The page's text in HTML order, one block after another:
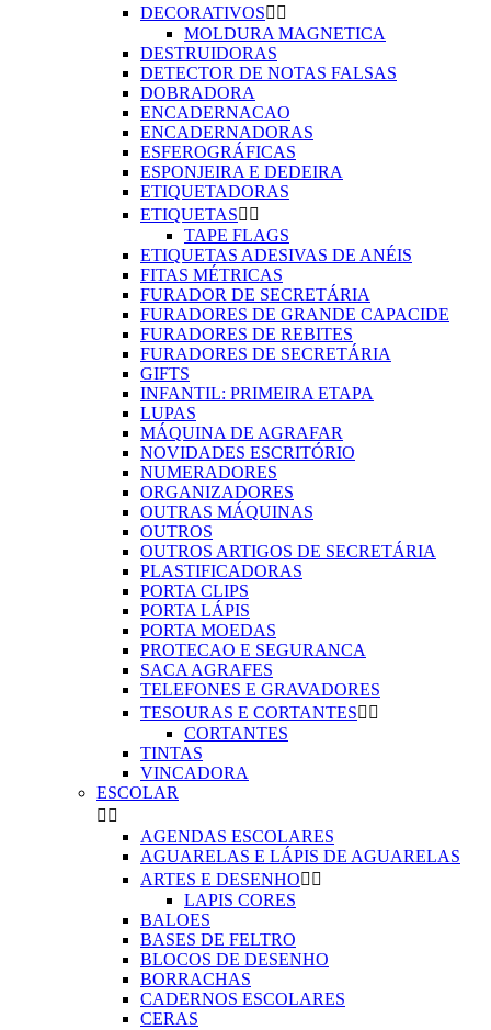
DECORATIVOS 
MOLDURA MAGNETICA
DESTRUIDORAS
DETECTOR DE NOTAS FALSAS
DOBRADORA
ENCADERNACAO
ENCADERNADORAS
ESFEROGRÁFICAS
ESPONJEIRA E DEDEIRA
ETIQUETADORAS
ETIQUETAS 
TAPE FLAGS
ETIQUETAS ADESIVAS DE ANÉIS
FITAS MÉTRICAS
FURADOR DE SECRETÁRIA
FURADORES DE GRANDE CAPACIDE
FURADORES DE REBITES
FURADORES DE SECRETÁRIA
GIFTS
INFANTIL: PRIMEIRA ETAPA
LUPAS
MÁQUINA DE AGRAFAR
NOVIDADES ESCRITÓRIO
NUMERADORES
ORGANIZADORES
OUTRAS MÁQUINAS
OUTROS
OUTROS ARTIGOS DE SECRETÁRIA
PLASTIFICADORAS
PORTA CLIPS
PORTA LÁPIS
PORTA MOEDAS
PROTECAO E SEGURANCA
SACA AGRAFES
TELEFONES E GRAVADORES
TESOURAS E CORTANTES 
CORTANTES
TINTAS
VINCADORA
ESCOLAR
 
AGENDAS ESCOLARES
AGUARELAS E LÁPIS DE AGUARELAS
ARTES E DESENHO 
LAPIS CORES
BALOES
BASES DE FELTRO
BLOCOS DE DESENHO
BORRACHAS
CADERNOS ESCOLARES
CERAS